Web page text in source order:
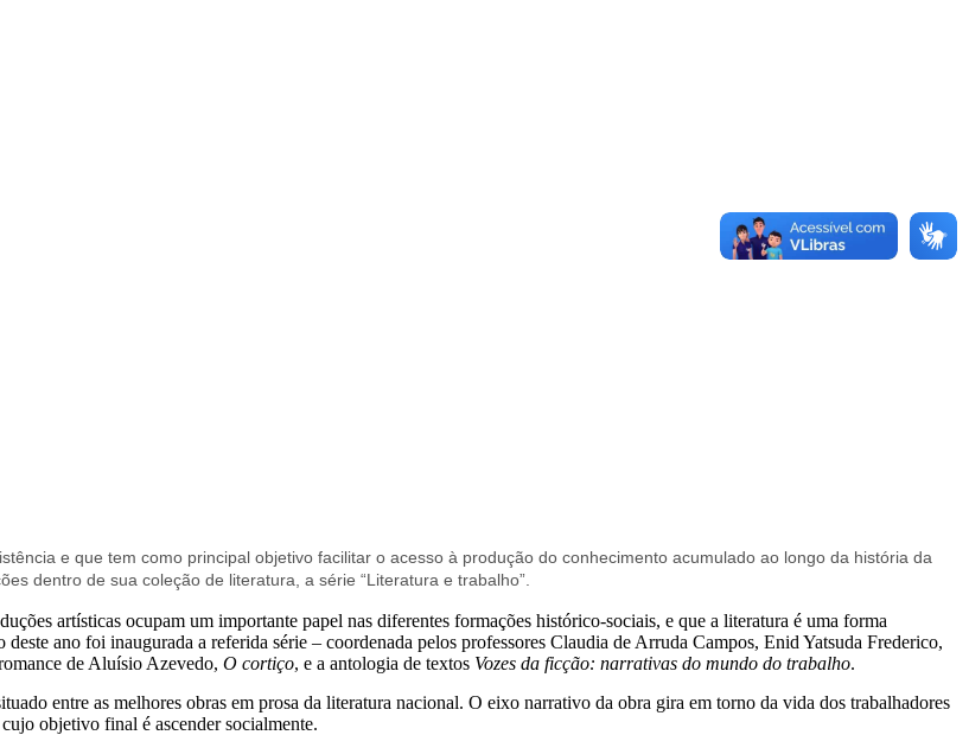
e que tem como principal objetivo facilitar o acesso à produção do conhecimento acumulado ao longo da história da
dentro de sua coleção de literatura, a série “Literatura e trabalho”.
artísticas ocupam um importante papel nas diferentes formações histórico-sociais, e que a literatura é uma forma
ano foi inaugurada a referida série – coordenada pelos professores Claudia de Arruda Campos, Enid Yatsuda Frederico,
de Aluísio Azevedo, O cortiço, e a antologia de textos Vozes da ficção: narrativas do mundo do trabalho.
entre as melhores obras em prosa da literatura nacional. O eixo narrativo da obra gira em torno da vida dos trabalhadores
objetivo final é ascender socialmente.